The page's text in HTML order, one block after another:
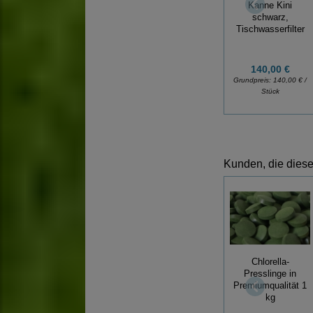
Kanne Kini
schwarz,
Tischwasserfilter
140,00 €
Grundpreis: 140,00 € /
Stück
Kunden, die
Chlorella-
Presslinge in
Premiumqualität 1
kg